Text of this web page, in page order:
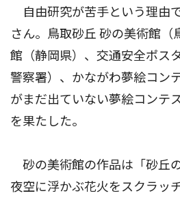
自由研究が苦手という理由
さん。鳥取砂丘 砂の美術館（
館（静岡県）、交通安全ポス
警察署）、かながわ夢絵コン
がまだ出ていない夢絵コンテ
を果たした。
砂の美術館の作品は「砂丘
夜空に浮かぶ花火をスクラッ